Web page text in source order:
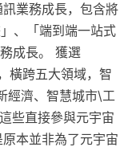
業務成長，包含將
、「端到端一站式
成長。 獲選
橫跨五大領域，智
經濟、智慧城市\工
些直接參與元宇宙
本並非為了元宇宙